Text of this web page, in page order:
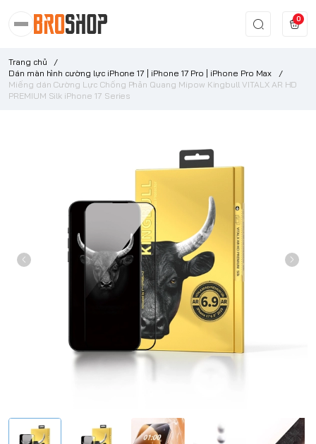
0
Trang chủ
/
Dán màn hình cường lực iPhone 17 | iPhone 17 Pro | iPhone Pro Max
/
Miếng dán Cường Lực Chống Phản Quang Mipow Kingbull VITALX AR HD
PREMIUM Silk iPhone 17 Series